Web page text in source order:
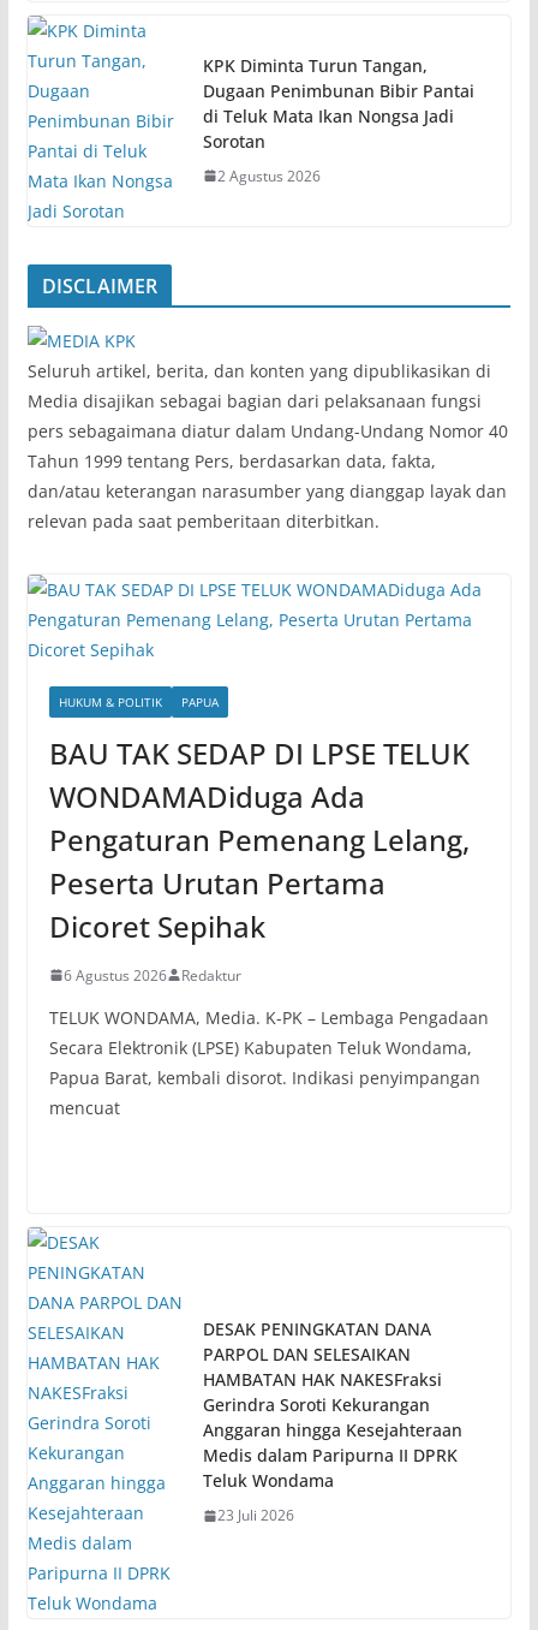
KPK Diminta Turun Tangan,
Dugaan Penimbunan Bibir Pantai
di Teluk Mata Ikan Nongsa Jadi
Sorotan
2 Agustus 2026
DISCLAIMER
‎Seluruh artikel, berita, dan konten yang dipublikasikan di
Media disajikan sebagai bagian dari pelaksanaan fungsi
pers sebagaimana diatur dalam Undang-Undang Nomor 40
Tahun 1999 tentang Pers, berdasarkan data, fakta,
dan/atau keterangan narasumber yang dianggap layak dan
relevan pada saat pemberitaan diterbitkan.
HUKUM & POLITIK PAPUA
BAU TAK SEDAP DI LPSE TELUK
WONDAMADiduga Ada
Pengaturan Pemenang Lelang,
Peserta Urutan Pertama
Dicoret Sepihak
6 Agustus 2026 Redaktur
TELUK WONDAMA, Media. K-PK – Lembaga Pengadaan
Secara Elektronik (LPSE) Kabupaten Teluk Wondama,
Papua Barat, kembali disorot. Indikasi penyimpangan
mencuat
DESAK PENINGKATAN DANA
PARPOL DAN SELESAIKAN
HAMBATAN HAK NAKESFraksi
Gerindra Soroti Kekurangan
Anggaran hingga Kesejahteraan
Medis dalam Paripurna II DPRK
Teluk Wondama
23 Juli 2026